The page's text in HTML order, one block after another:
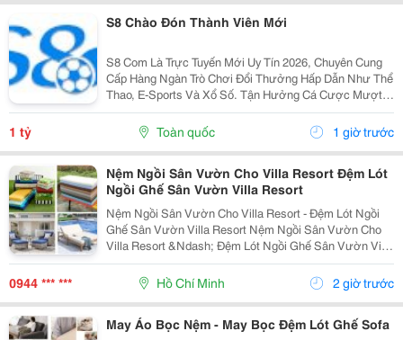
S8 Chào Đón Thành Viên Mới
S8 Com Là Trực Tuyến Mới Uy Tín 2026, Chuyên Cung
Cấp Hàng Ngàn Trò Chơi Đổi Thưởng Hấp Dẫn Như Thể
Thao, E-Sports Và Xổ Số. Tận Hưởng Cá Cược Mượt
Mà, Nạp Rút Nhanh Chóng, Ưu Đãi Cực Khủng Dành
Cho Mọi Hội Viên. Tên Thương Hiệu: S8 Website:...
1 tỷ Toàn quốc 1 giờ trước
Nệm Ngồi Sân Vườn Cho Villa Resort Đệm Lót
Ngồi Ghế Sân Vườn Villa Resort
Nệm Ngồi Sân Vườn Cho Villa Resort - Đệm Lót Ngồi
Ghế Sân Vườn Villa Resort Nệm Ngồi Sân Vườn Cho
Villa Resort &Ndash; Đệm Lót Ngồi Ghế Sân Vườn Villa
Resort Tại Nemngoi.com Có Nhiều Lựa Chọn Về Vật
Liệu, Cấu Hình, Màu Sắc Và Thông Số Kỹ Thuật. Sản...
0944 *** *** Hồ Chí Minh 2 giờ trước
May Áo Bọc Nệm - May Bọc Đệm Lót Ghế Sofa